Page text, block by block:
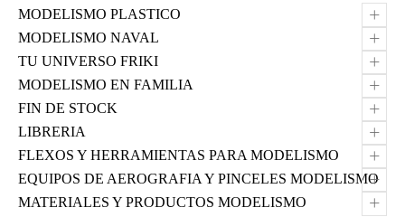
+
MODELISMO PLASTICO
+
MODELISMO NAVAL
+
TU UNIVERSO FRIKI
+
MODELISMO EN FAMILIA
+
FIN DE STOCK
+
LIBRERIA
+
FLEXOS Y HERRAMIENTAS PARA MODELISMO
+
EQUIPOS DE AEROGRAFIA Y PINCELES MODELISMO
+
MATERIALES Y PRODUCTOS MODELISMO